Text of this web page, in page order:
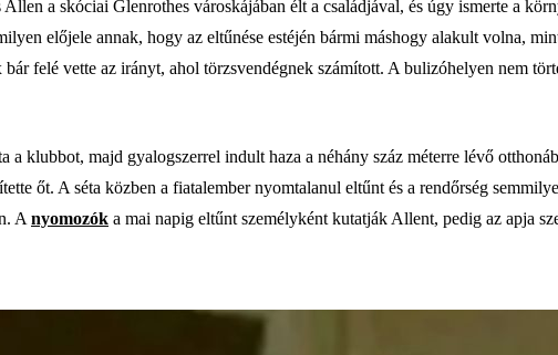
a skóciai Glenrothes városkájában élt a családjával, és úgy ismerte a
előjele annak, hogy az eltűnése estéjén bármi máshogy alakult volna,
felé vette az irányt, ahol törzsvendégnek számított. A bulizóhelyen nem
a klubbot, majd gyalogszerrel indult haza a néhány száz méterre lévő
őt. A séta közben a fiatalember nyomtalanul eltűnt és a rendőrség
A nyomozók a mai napig eltűnt személyként kutatják Allent, pedig az apja